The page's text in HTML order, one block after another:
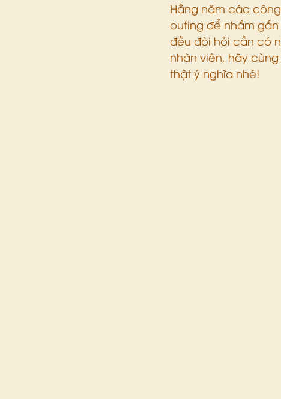
Hằng năm các
outing để nhắm
đều đòi hỏi cần có
nhân viên, hãy
thật ý nghĩa nhé!